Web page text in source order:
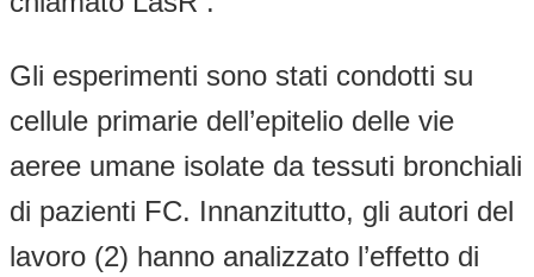
Gli esperimenti sono stati condotti su
cellule primarie dell’epitelio delle vie
aeree umane isolate da tessuti bronchiali
di pazienti FC. Innanzitutto, gli autori del
lavoro (2) hanno analizzato l’effetto di